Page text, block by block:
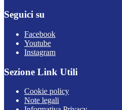
Seguici su
Facebook
Youtube
Instagram
Sezione Link Utili
Cookie policy
Note legali